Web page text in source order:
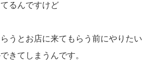
るんですけど
うとお店に来てもらう前にやりたい
きてしまうんです。